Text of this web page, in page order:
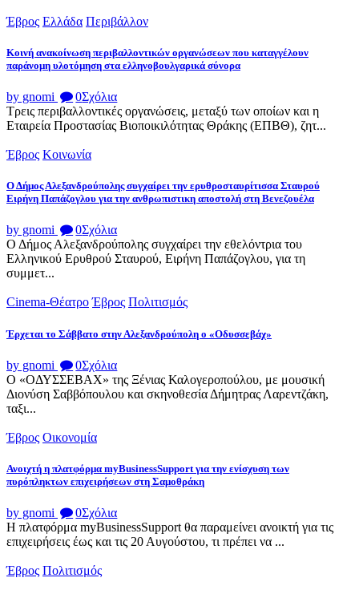
Έβρος Ελλάδα Περιβάλλον
Κοινή ανακοίνωση περιβαλλοντικών οργανώσεων που καταγγέλουν
παράνομη υλοτόμηση στα ελληνοβουλγαρικά σύνορα
by gnomi 0Σχόλια
Τρεις περιβαλλοντικές οργανώσεις, μεταξύ των οποίων και η
Εταιρεία Προστασίας Βιοποικιλότητας Θράκης (ΕΠΒΘ), ζητ...
Έβρος Κοινωνία
Ο Δήμος Αλεξανδρούπολης συγχαίρει την ερυθροσταυρίτισσα Σταυρού
Ειρήνη Παπάζογλου για την ανθρωπιστικη αποστολή στη Βενεζουέλα
by gnomi 0Σχόλια
Ο Δήμος Αλεξανδρούπολης συγχαίρει την εθελόντρια του
Ελληνικού Ερυθρού Σταυρού, Ειρήνη Παπάζογλου, για τη
συμμετ...
Cinema-Θέατρο Έβρος Πολιτισμός
Έρχεται το Σάββατο στην Αλεξανδρούπολη ο «Οδυσσεβάχ»
by gnomi 0Σχόλια
Ο «ΟΔΥΣΣΕΒΑΧ» της Ξένιας Καλογεροπούλου, με μουσική
Διονύση Σαββόπουλου και σκηνοθεσία Δήμητρας Λαρεντζάκη,
ταξι...
Έβρος Οικονομία
Ανοιχτή η πλατφόρμα myBusinessSupport για την ενίσχυση των
πυρόπληκτων επιχειρήσεων στη Σαμοθράκη
by gnomi 0Σχόλια
Η πλατφόρμα myBusinessSupport θα παραμείνει ανοικτή για τις
επιχειρήσεις έως και τις 20 Αυγούστου, τι πρέπει να ...
Έβρος Πολιτισμός